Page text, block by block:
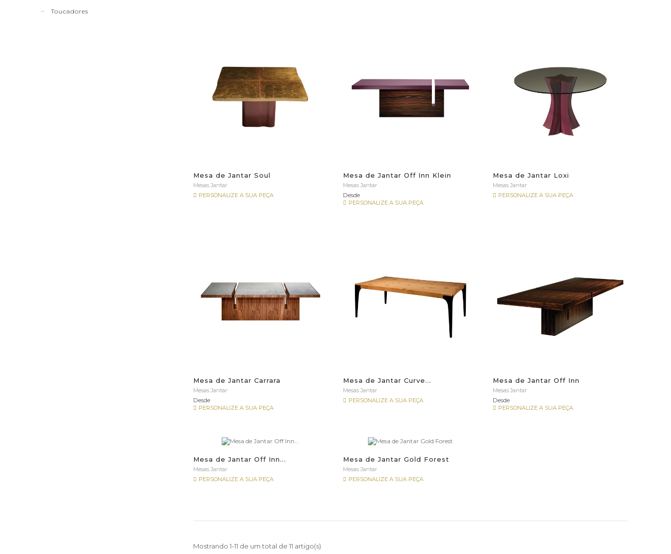
Toucadores
Mesa de Jantar Soul
Mesas Jantar
PERSONALIZE A SUA PEÇA
Mesa de Jantar Off Inn Klein
Mesas Jantar
Desde
PERSONALIZE A SUA PEÇA
Mesa de Jantar Loxi
Mesas Jantar
PERSONALIZE A SUA PEÇA
Mesa de Jantar Carrara
Mesas Jantar
Desde
PERSONALIZE A SUA PEÇA
Mesa de Jantar Curve...
Mesas Jantar
PERSONALIZE A SUA PEÇA
Mesa de Jantar Off Inn
Mesas Jantar
Desde
PERSONALIZE A SUA PEÇA
Mesa de Jantar Off Inn...
Mesas Jantar
PERSONALIZE A SUA PEÇA
Mesa de Jantar Gold Forest
Mesas Jantar
PERSONALIZE A SUA PEÇA
Mostrando 1-11 de um total de 11 artigo(s)